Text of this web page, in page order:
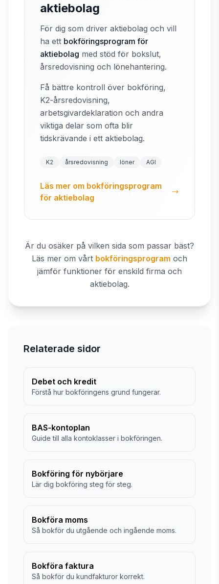
aktiebolag
För dig som driver aktiebolag och vill
ha ett bokföringsprogram för
aktiebolag med stöd för bokslut,
årsredovisning och lönehantering.
Få bättre kontroll över bokföring,
K2-årsredovisning,
arbetsgivardeklaration och andra
viktiga delar som ofta blir
tidskrävande i ett aktiebolag.
K2 årsredovisning löner AGI
Läs mer om bokföringsprogram
för aktiebolag
Är du osäker på vilken sida som passar bäst?
Läs mer om vårt bokföringsprogram och
jämför funktioner för enskild firma och
aktiebolag.
Relaterade sidor
Debet och kredit
Förstå hur bokföringens grund fungerar.
BAS-kontoplan
Guide till alla kontoklasser i bokföringen.
Bokföring för nybörjare
Lär dig bokföring steg för steg.
Bokföra moms
Så bokför du utgående och ingående moms.
Bokföra faktura
Så bokför du kundfakturor korrekt.